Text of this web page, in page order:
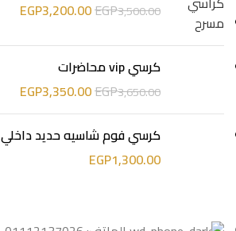
EGP3,500.00
EGP3,200.00
كرسي vip محاضرات
EGP3,650.00
EGP3,350.00
كرسي فوم شاسيه حديد داخلي
EGP1,300.00